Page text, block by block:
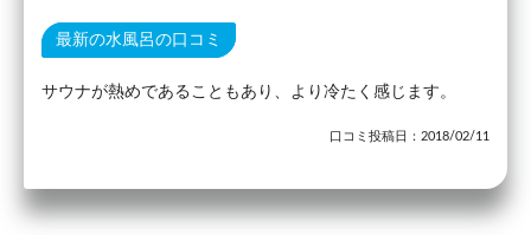
最新の水風呂の口コミ
サウナが熱めであることもあり、より冷たく感じます。
口コミ投稿日：2018/02/11